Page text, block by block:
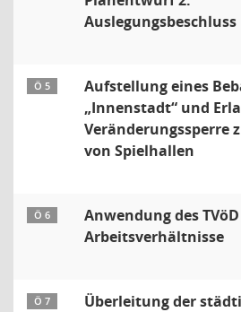
Auslegungsbeschluss
Ö 5
Aufstellung eines
„Innenstadt“ und
Veränderungssperre
von Spielhallen
Ö 6
Anwendung des
Arbeitsverhältnisse
Ö 7
Überleitung der